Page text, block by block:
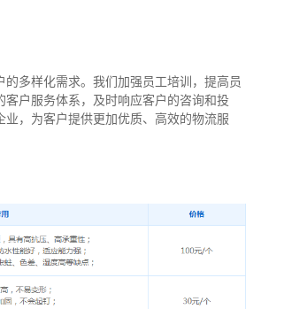
多样化需求。我们加强员工培训，提高员
户服务体系，及时响应客户的咨询和投
，为客户提供更加优质、高效的物流服